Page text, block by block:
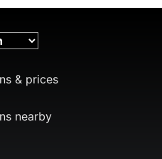
& prices
nearby